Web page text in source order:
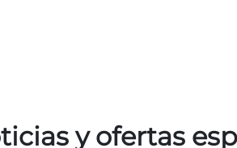
y ofertas